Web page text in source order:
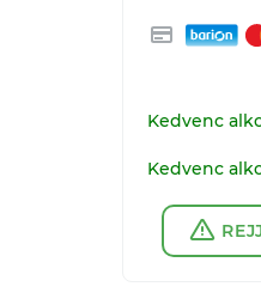
Kedvenc
Kedvenc